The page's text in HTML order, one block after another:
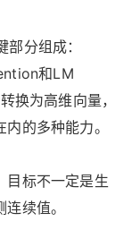
分组成：
和LM
换为高维向量，
的多种能力。
目标不一定是生
续值。